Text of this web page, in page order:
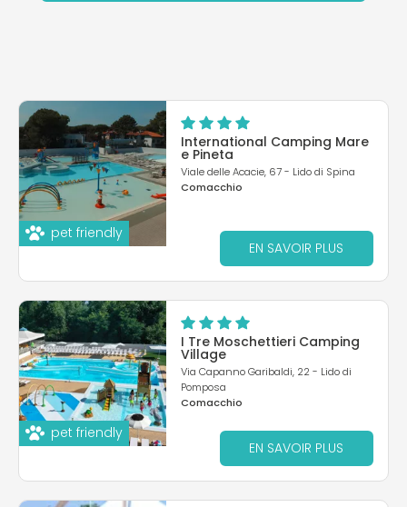
pet friendly
International Camping Mare
e Pineta
Viale delle Acacie, 67 - Lido di Spina
Comacchio
EN SAVOIR PLUS
pet friendly
I Tre Moschettieri Camping
Village
Via Capanno Garibaldi, 22 - Lido di
Pomposa
Comacchio
EN SAVOIR PLUS